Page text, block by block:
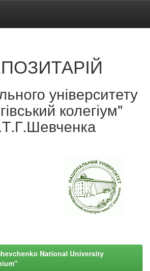
університету
колегіум"
National University